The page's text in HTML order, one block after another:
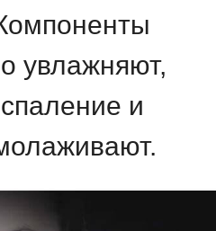
увлажняют,
и